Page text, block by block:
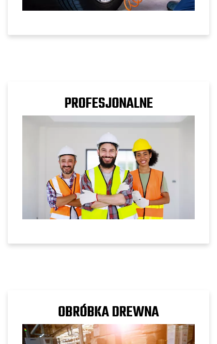
PROFESJONALNE
OBRÓBKA DREWNA